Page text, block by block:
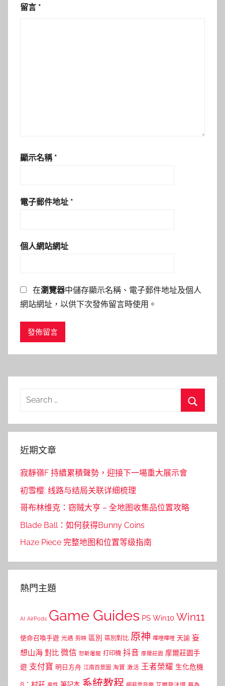
留言 *
顯示名稱 *
電子郵件地址 *
個人網站網址
在瀏覽器中儲存顯示名稱、電子郵件地址及個人
網站網址，以供下次發佈留言時使用。
Search
近期文章
寂靜嶺F 持續累積聲勢，迎接下一場重大展示會
初雪樱: 线路与结局关联详细梳理
哥布林维克：窃贼大亨 – 全地图收集品位置攻略
Blade Ball：如何获得Bunny Coins
Haze Piece 完整地图和位置等级指南
熱門主題
AI AirPods Game Guides PS Win10 Win11
使命召喚手遊 光遇 剪映 區別 區別對比 原神 嗶哩嗶哩 天諭 妄
想山海 對比 微信 怒斬屠龍 打印機 抖音 摩爾莊園 摩爾莊園手
遊 支付寶 明日方舟 江南百景圖 淘寶 激活 王者榮耀 生化危機
系統教程